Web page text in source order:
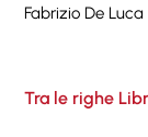
Fabrizio De Luca
Tra le righe